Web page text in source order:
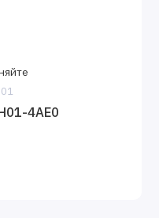
4AE0